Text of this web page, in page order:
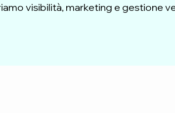
visibilità, marketing e gestione